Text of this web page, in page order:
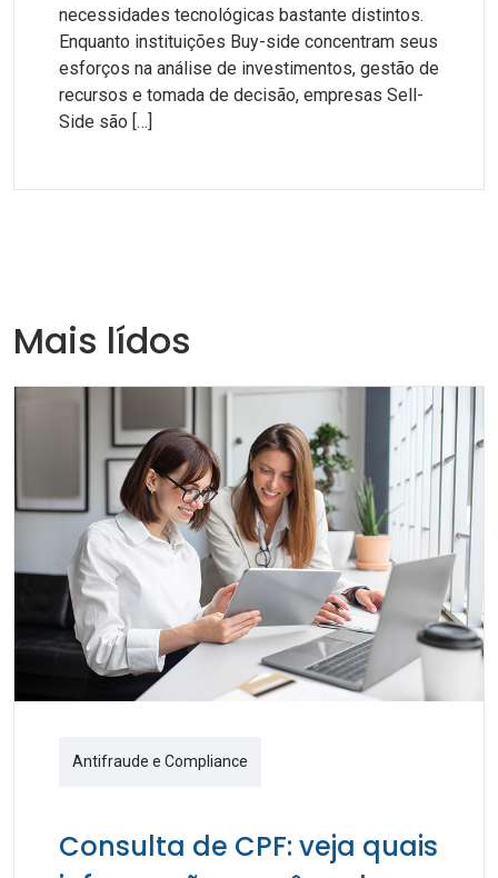
necessidades tecnológicas bastante distintos.
Enquanto instituições Buy-side concentram seus
esforços na análise de investimentos, gestão de
recursos e tomada de decisão, empresas Sell-
Side são […]
Mais lídos
Antifraude e Compliance
Consulta de CPF: veja quais